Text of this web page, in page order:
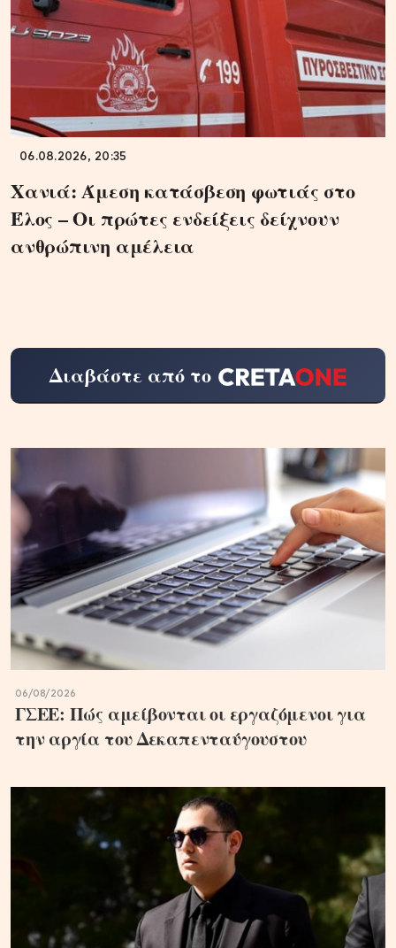
06.08.2026, 20:35
Χανιά: Άμεση κατάσβεση φωτιάς στο
Έλος – Οι πρώτες ενδείξεις δείχνουν
ανθρώπινη αμέλεια
Διαβάστε από το
06/08/2026
ΓΣΕΕ: Πώς αμείβονται οι εργαζόμενοι για
την αργία του Δεκαπενταύγουστου